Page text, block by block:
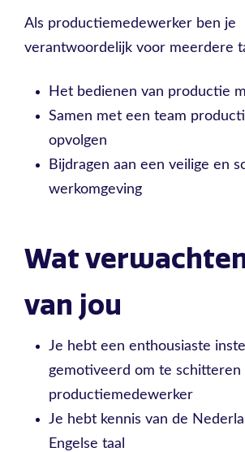
Als productiemedewerker ben je
verantwoordelijk voor meerdere
Het bedienen van productie
Samen met een team
opvolgen
Bijdragen aan een veilige en
werkomgeving
Wat
van jou
Je hebt een enthousiaste
gemotiveerd om te schitteren
productiemedewerker
Je hebt kennis van de
Engelse taal